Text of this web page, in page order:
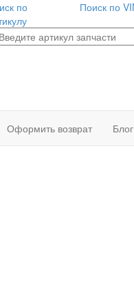
по
Поиск по
Оформить возврат Блог